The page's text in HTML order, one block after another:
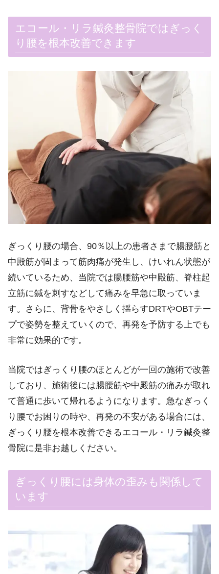
エコール・リラ鍼灸整骨院ではぎっく
り腰を根本改善できます
ぎっくり腰の場合、90％以上の患者さまで腸腰筋と
中殿筋が固まって筋肉痛が発生し、けいれん状態が
続いているため、当院では腸腰筋や中殿筋、脊柱起
立筋に鍼を刺すなどして痛みを早急に取っていま
す。さらに、背骨をやさしく揺らすDRTやOBTテー
プで姿勢を整えていくので、再発を予防する上でも
非常に効果的です。
当院ではぎっくり腰のほとんどが一回の施術で改善
しており、施術後には腸腰筋や中殿筋の痛みが取れ
て普通に歩いて帰れるようになります。急なぎっく
り腰でお困りの時や、再発の不安がある場合には、
ぎっくり腰を根本改善できるエコール・リラ鍼灸整
骨院に是非お越しください。
ぎっくり腰には身体の歪みも関係して
います